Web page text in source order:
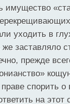
уходить в
заставляло
прежде
спорить
на этот